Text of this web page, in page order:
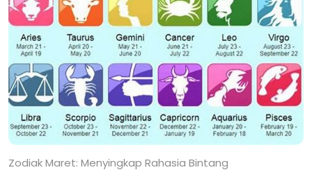
Zodiak Maret: Menyingkap Rahasia Bintang